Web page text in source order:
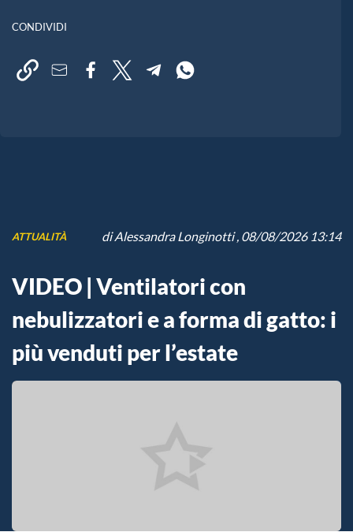
CONDIVIDI
ATTUALITÀ diAlessandra Longinotti, 08/08/2026 13:14
VIDEO | Ventilatori con
nebulizzatori e a forma di gatto: i
più venduti per l’estate